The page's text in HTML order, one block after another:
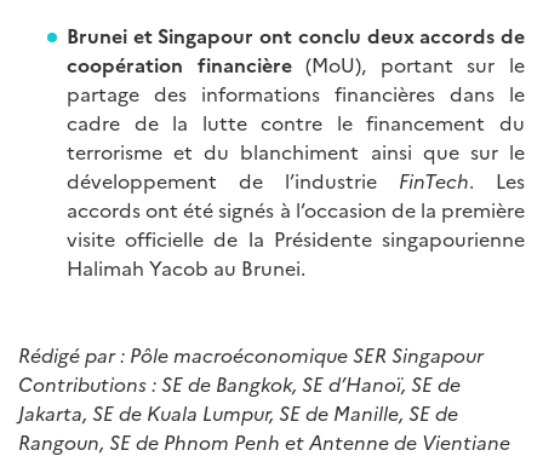
Brunei et Singapour ont conclu deux accords de
coopération financière(MoU), portant sur le
partage des informations financières dans le
cadre de la lutte contre le financement du
terrorisme et du blanchiment ainsi que sur le
développement de l’industrie FinTech. Les
accords ont été signés à l’occasion de la première
visite officielle de la Présidente singapourienne
Halimah Yacob au Brunei.
Rédigé par : Pôle macroéconomique SER Singapour
Contributions : SE de Bangkok, SE d’Hanoï, SE de
Jakarta, SE de Kuala Lumpur, SE de Manille, SE de
Rangoun, SE de Phnom Penh et Antenne de Vientiane